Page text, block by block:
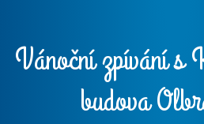
Vánoční zpívání s
budova